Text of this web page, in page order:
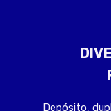
Depósito,